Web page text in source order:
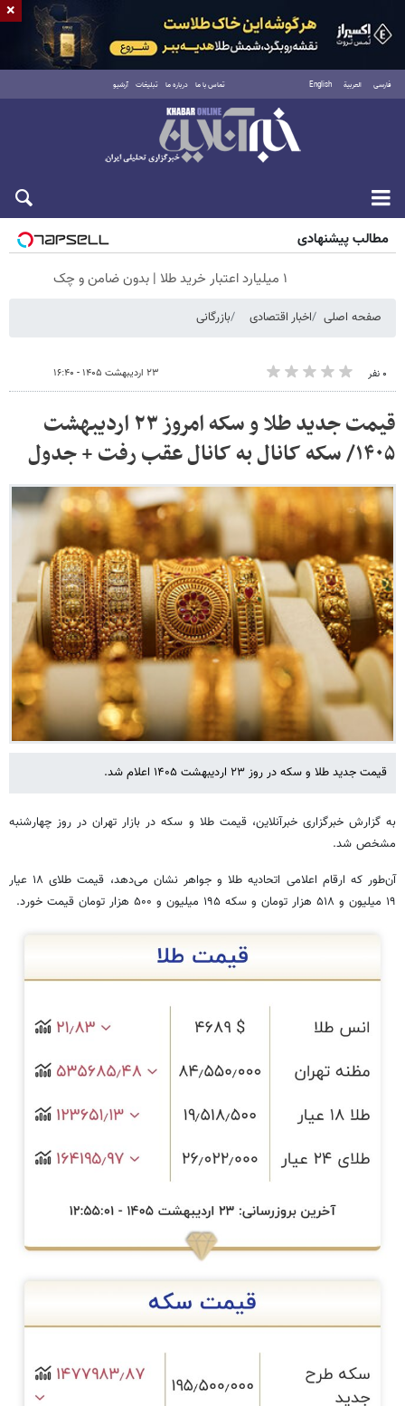
فارسی العربية English تماس با ما درباره ما تبلیغات آرشیو
شنبه ۱۷ مرداد ۱۴۰۵
مطالب پیشنهادی
۱ میلیارد اعتبار خرید طلا | بدون ضامن و چک
صفحه اصلی اخبار اقتصادی بازرگانی
۰ نفر ۲۳ اردیبهشت ۱۴۰۵ - ۱۶:۴۰
قیمت جدید طلا و سکه امروز ۲۳ اردیبهشت
۱۴۰۵/ سکه کانال به کانال عقب رفت + جدول
قیمت جدید طلا و سکه در روز ۲۳ اردیبهشت ۱۴۰۵ اعلام شد.
به گزارش خبرگزاری خبرآنلاین، قیمت طلا و سکه در بازار تهران در روز چهارشنبه
مشخص شد.
آن‌طور که ارقام اعلامی اتحادیه طلا و جواهر نشان می‌دهد، قیمت طلای ۱۸ عیار
۱۹ میلیون و ۵۱۸ هزار تومان و سکه ۱۹۵ میلیون و ۵۰۰ هزار تومان قیمت خورد.
×